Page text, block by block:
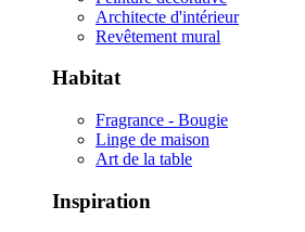
Architecte d'intérieur
Revêtement mural
Habitat
Fragrance - Bougie
Linge de maison
Art de la table
Inspiration